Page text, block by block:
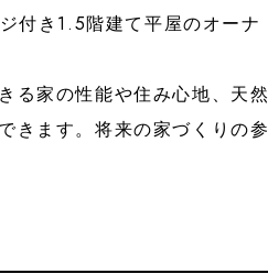
付き1.5階建て平屋のオーナ
る家の性能や住み心地、天然
きます。将来の家づくりの参
。